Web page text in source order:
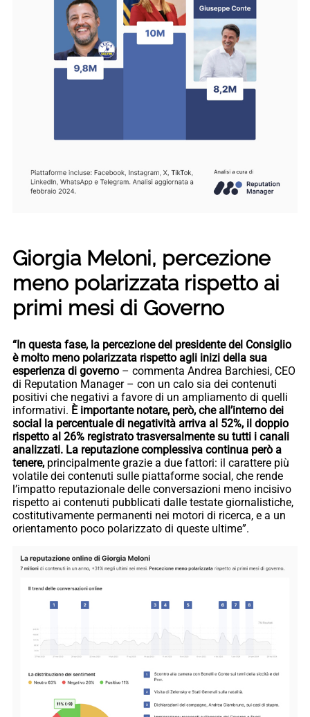
Giorgia Meloni, percezione
meno polarizzata rispetto ai
primi mesi di Governo
“In questa fase, la percezione del presidente del Consiglio
è molto meno polarizzata rispetto agli inizi della sua
esperienza di governo – commenta Andrea Barchiesi, CEO
di Reputation Manager – con un calo sia dei contenuti
positivi che negativi a favore di un ampliamento di quelli
informativi. È importante notare, però, che all’interno dei
social la percentuale di negatività arriva al 52%, il doppio
rispetto al 26% registrato trasversalmente su tutti i canali
analizzati. La reputazione complessiva continua però a
tenere, principalmente grazie a due fattori: il carattere più
volatile dei contenuti sulle piattaforme social, che rende
l’impatto reputazionale delle conversazioni meno incisivo
rispetto ai contenuti pubblicati dalle testate giornalistiche,
costitutivamente permanenti nei motori di ricerca, e a un
orientamento poco polarizzato di queste ultime”.